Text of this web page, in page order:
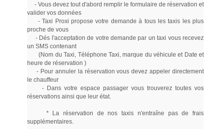
- Vous devez tout d'abord remplir le formulaire de réservation et
valider vos données
- Taxi Proxi propose votre demande à tous les taxis les plus
proche de vous
- Dés l'acceptation de votre demande par un taxi vous recevez
un SMS contenant
(Nom du Taxi, Téléphone Taxi, marque du véhicule et Date et
heure de réservation )
- Pour annuler la réservation vous devez appeler directement
le chauffeur
- Dans votre espace passager vous trouverez toutes vos
réservations ainsi que leur état.
* La réservation de nos taxis n'entraîne pas de frais
supplémentaires.